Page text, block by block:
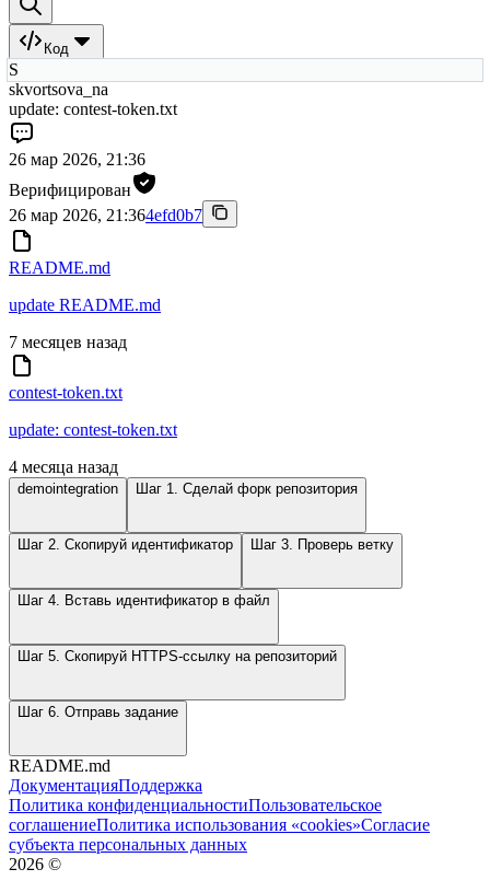
Код
S
skvortsova_na
update: contest-token.txt
26 мар 2026, 21:36
Верифицирован
26 мар 2026, 21:364efd0b7
README.md
update README.md
7 месяцев назад
contest-token.txt
update: contest-token.txt
4 месяца назад
demointegration Шаг 1. Сделай форк репозитория
Шаг 2. Скопируй идентификатор Шаг 3. Проверь ветку
Шаг 4. Вставь идентификатор в файл
Шаг 5. Скопируй HTTPS-ссылку на репозиторий
Шаг 6. Отправь задание
README.md
ДокументацияПоддержка
Политика конфиденциальностиПользовательское
соглашениеПолитика использования «cookies»Согласие
субъекта персональных данных
2026 ©